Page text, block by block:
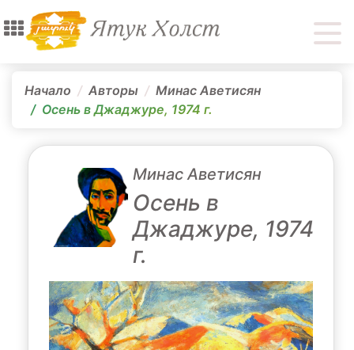
Начало Авторы
Минас Аветисян
Осень в Джаджуре, 1974 г.
Минас Аветисян
Осень в
Джаджуре, 1974
г.